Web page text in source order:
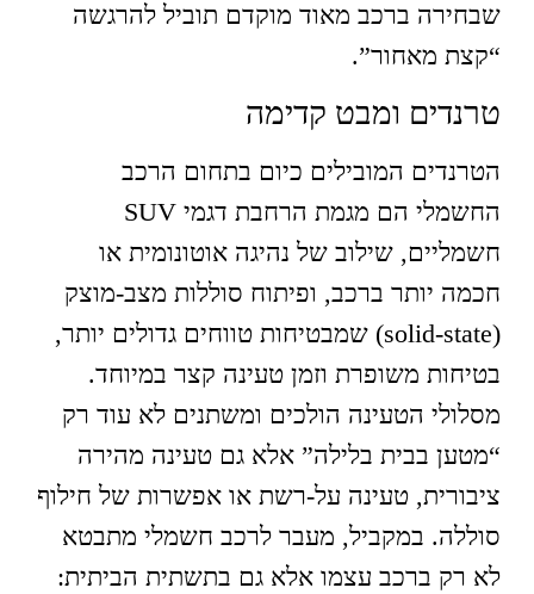
שבחירה ברכב מאוד מוקדם תוביל להרגשה
“קצת מאחור”.
טרנדים ומבט קדימה
הטרנדים המובילים כיום בתחום הרכב
החשמלי הם מגמת הרחבת דגמי SUV
חשמליים, שילוב של נהיגה אוטונומית או
חכמה יותר ברכב, ופיתוח סוללות מצב‑מוצק
(solid‑state) שמבטיחות טווחים גדולים יותר,
בטיחות משופרת וזמן טעינה קצר במיוחד.
מסלולי הטעינה הולכים ומשתנים לא עוד רק
“מטען בבית בלילה” אלא גם טעינה מהירה
ציבורית, טעינה על‑רשת או אפשרות של חילוף
סוללה. במקביל, מעבר לרכב חשמלי מתבטא
לא רק ברכב עצמו אלא גם בתשתית הביתית: